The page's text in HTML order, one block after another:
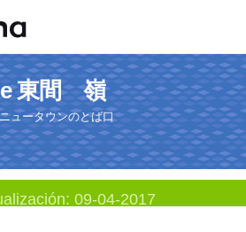
東間 嶺
ュータウンのとば口
09-04-2017